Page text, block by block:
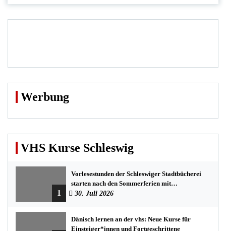
Werbung
VHS Kurse Schleswig
1
Vorlesestunden der Schleswiger Stadtbücherei
starten nach den Sommerferien mit
spannenden Geschichten
30. Juli 2026
Dänisch lernen an der vhs: Neue Kurse für
Einsteiger*innen und Fortgeschrittene